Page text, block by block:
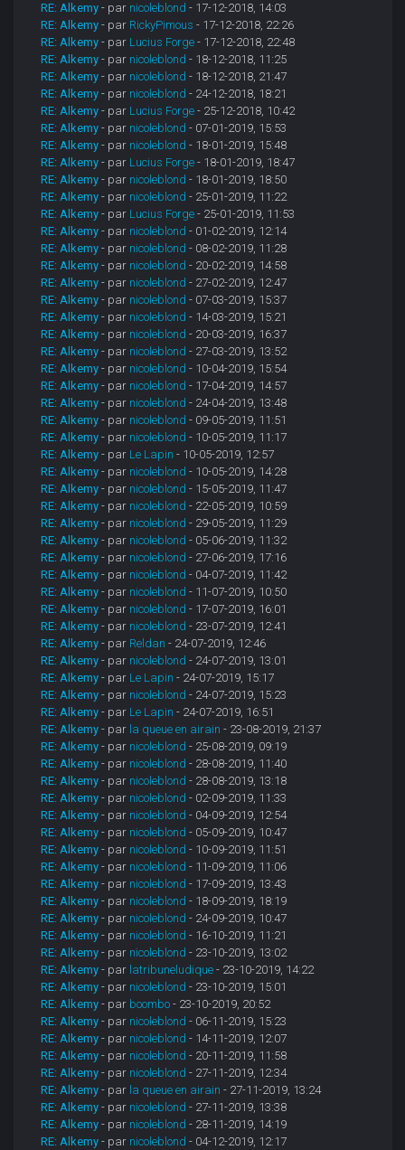
RE: Alkemy - par nicoleblond - 17-12-2018, 14:03
RE: Alkemy - par RickyPimous - 17-12-2018, 22:26
RE: Alkemy - par Lucius Forge - 17-12-2018, 22:48
RE: Alkemy - par nicoleblond - 18-12-2018, 11:25
RE: Alkemy - par nicoleblond - 18-12-2018, 21:47
RE: Alkemy - par nicoleblond - 24-12-2018, 18:21
RE: Alkemy - par Lucius Forge - 25-12-2018, 10:42
RE: Alkemy - par nicoleblond - 07-01-2019, 15:53
RE: Alkemy - par nicoleblond - 18-01-2019, 15:48
RE: Alkemy - par Lucius Forge - 18-01-2019, 18:47
RE: Alkemy - par nicoleblond - 18-01-2019, 18:50
RE: Alkemy - par nicoleblond - 25-01-2019, 11:22
RE: Alkemy - par Lucius Forge - 25-01-2019, 11:53
RE: Alkemy - par nicoleblond - 01-02-2019, 12:14
RE: Alkemy - par nicoleblond - 08-02-2019, 11:28
RE: Alkemy - par nicoleblond - 20-02-2019, 14:58
RE: Alkemy - par nicoleblond - 27-02-2019, 12:47
RE: Alkemy - par nicoleblond - 07-03-2019, 15:37
RE: Alkemy - par nicoleblond - 14-03-2019, 15:21
RE: Alkemy - par nicoleblond - 20-03-2019, 16:37
RE: Alkemy - par nicoleblond - 27-03-2019, 13:52
RE: Alkemy - par nicoleblond - 10-04-2019, 15:54
RE: Alkemy - par nicoleblond - 17-04-2019, 14:57
RE: Alkemy - par nicoleblond - 24-04-2019, 13:48
RE: Alkemy - par nicoleblond - 09-05-2019, 11:51
RE: Alkemy - par nicoleblond - 10-05-2019, 11:17
RE: Alkemy - par Le Lapin - 10-05-2019, 12:57
RE: Alkemy - par nicoleblond - 10-05-2019, 14:28
RE: Alkemy - par nicoleblond - 15-05-2019, 11:47
RE: Alkemy - par nicoleblond - 22-05-2019, 10:59
RE: Alkemy - par nicoleblond - 29-05-2019, 11:29
RE: Alkemy - par nicoleblond - 05-06-2019, 11:32
RE: Alkemy - par nicoleblond - 27-06-2019, 17:16
RE: Alkemy - par nicoleblond - 04-07-2019, 11:42
RE: Alkemy - par nicoleblond - 11-07-2019, 10:50
RE: Alkemy - par nicoleblond - 17-07-2019, 16:01
RE: Alkemy - par nicoleblond - 23-07-2019, 12:41
RE: Alkemy - par Reldan - 24-07-2019, 12:46
RE: Alkemy - par nicoleblond - 24-07-2019, 13:01
RE: Alkemy - par Le Lapin - 24-07-2019, 15:17
RE: Alkemy - par nicoleblond - 24-07-2019, 15:23
RE: Alkemy - par Le Lapin - 24-07-2019, 16:51
RE: Alkemy - par la queue en airain - 23-08-2019, 21:37
RE: Alkemy - par nicoleblond - 25-08-2019, 09:19
RE: Alkemy - par nicoleblond - 28-08-2019, 11:40
RE: Alkemy - par nicoleblond - 28-08-2019, 13:18
RE: Alkemy - par nicoleblond - 02-09-2019, 11:33
RE: Alkemy - par nicoleblond - 04-09-2019, 12:54
RE: Alkemy - par nicoleblond - 05-09-2019, 10:47
RE: Alkemy - par nicoleblond - 10-09-2019, 11:51
RE: Alkemy - par nicoleblond - 11-09-2019, 11:06
RE: Alkemy - par nicoleblond - 17-09-2019, 13:43
RE: Alkemy - par nicoleblond - 18-09-2019, 18:19
RE: Alkemy - par nicoleblond - 24-09-2019, 10:47
RE: Alkemy - par nicoleblond - 16-10-2019, 11:21
RE: Alkemy - par nicoleblond - 23-10-2019, 13:02
RE: Alkemy - par latribuneludique - 23-10-2019, 14:22
RE: Alkemy - par nicoleblond - 23-10-2019, 15:01
RE: Alkemy - par boombo - 23-10-2019, 20:52
RE: Alkemy - par nicoleblond - 06-11-2019, 15:23
RE: Alkemy - par nicoleblond - 14-11-2019, 12:07
RE: Alkemy - par nicoleblond - 20-11-2019, 11:58
RE: Alkemy - par nicoleblond - 27-11-2019, 12:34
RE: Alkemy - par la queue en airain - 27-11-2019, 13:24
RE: Alkemy - par nicoleblond - 27-11-2019, 13:38
RE: Alkemy - par nicoleblond - 28-11-2019, 14:19
RE: Alkemy - par nicoleblond - 04-12-2019, 12:17